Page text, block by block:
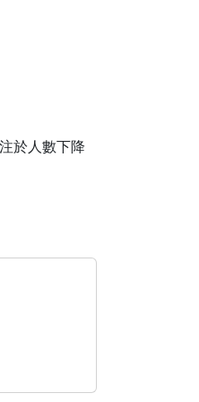
於人數下降